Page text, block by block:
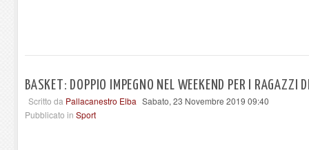
BASKET: DOPPIO IMPEGNO NEL WEEKEND PER I RAGAZZI
Scritto da Pallacanestro Elba Sabato, 23 Novembre 2019 09:40
Pubblicato in Sport